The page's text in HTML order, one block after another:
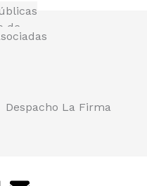
de
Despacho La Firma